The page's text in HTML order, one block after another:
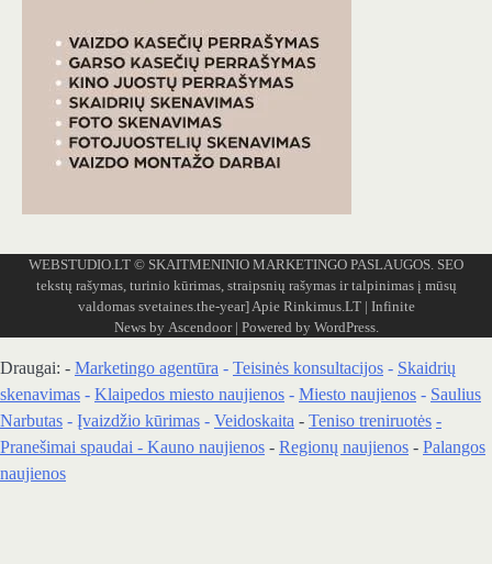
WEBSTUDIO.LT © SKAITMENINIO MARKETINGO PASLAUGOS. SEO
tekstų rašymas, turinio kūrimas, straipsnių rašymas ir talpinimas į mūsų
valdomas svetaines.the-year]Apie Rinkimus.LT| Infinite
News by Ascendoor| Powered by WordPress.
Draugai: - Marketingo agentūra - Teisinės konsultacijos - Skaidrių
skenavimas - Klaipedos miesto naujienos - Miesto naujienos - Saulius
Narbutas - Įvaizdžio kūrimas - Veidoskaita - Teniso treniruotės -
Pranešimai spaudai - Kauno naujienos - Regionų naujienos - Palangos
naujienos